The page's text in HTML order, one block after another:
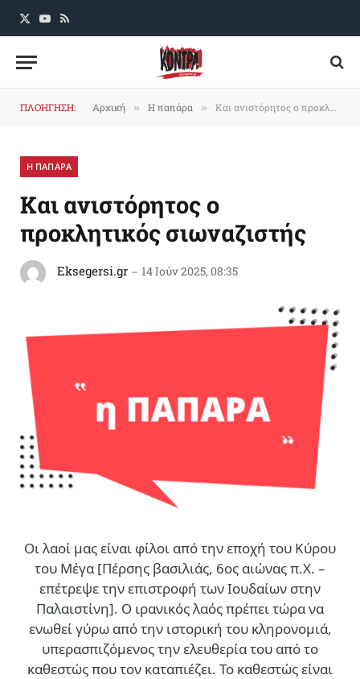
X
YouTube
RSS
ΠΛΟΗΓΗΣΗ: Αρχική » Η παπάρα » Και ανιστόρητος ο προκλητικός σιωναζιστής
Η ΠΑΠΑΡΑ
Και ανιστόρητος ο
προκλητικός σιωναζιστής
Eksegersi.gr 14 Ιούν 2025, 08:35
Οι λαοί μας είναι φίλοι από την εποχή του Κύρου
του Μέγα [Πέρσης βασιλιάς, 6ος αιώνας π.Χ. –
επέτρεψε την επιστροφή των Ιουδαίων στην
Παλαιστίνη]. Ο ιρανικός λαός πρέπει τώρα να
ενωθεί γύρω από την ιστορική του κληρονομιά,
υπερασπιζόμενος την ελευθερία του από το
καθεστώς που τον καταπιέζει. Το καθεστώς είναι